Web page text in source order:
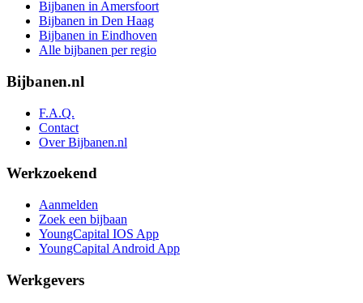
Bijbanen in Amersfoort
Bijbanen in Den Haag
Bijbanen in Eindhoven
Alle bijbanen per regio
Bijbanen.nl
F.A.Q.
Contact
Over Bijbanen.nl
Werkzoekend
Aanmelden
Zoek een bijbaan
YoungCapital IOS App
YoungCapital Android App
Werkgevers